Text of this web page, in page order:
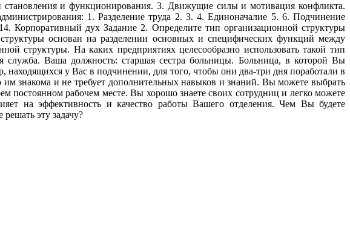
и функционирования. 3. Движущие силы и мотивация конфликта.
1. Разделение труда 2. 3. 4. Единоначалие 5. 6. Подчинение
Корпоративный дух Задание 2. Определите тип организационной структуры
основан на разделении основных и специфических функций между
структуры. На каких предприятиях целесообразно использовать такой тип
служба. Ваша должность: старшая сестра больницы. Больница, в которой Вы
находящихся у Вас в подчинении, для того, чтобы они два-три дня поработали в
знакома и не требует дополнительных навыков и знаний. Вы можете выбрать
постоянном рабочем месте. Вы хорошо знаете своих сотрудниц и легко можете
на эффективность и качество работы Вашего отделения. Чем Вы будете
эту задачу?